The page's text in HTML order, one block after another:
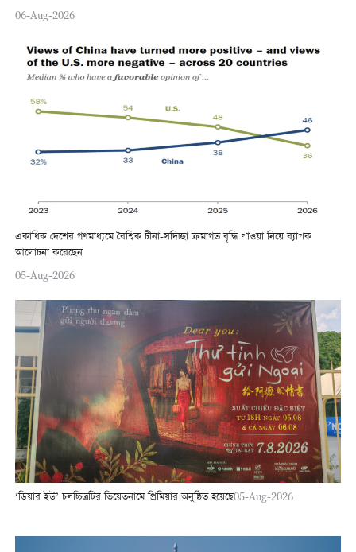
06-Aug-2026
একাধিক দেশের গণমাধ্যমে বৈশ্বিক চীনা-সদিচ্ছা ক্রমাগত বৃদ্ধি পাওয়া নিয়ে ব্যাপক
আলোচনা করেছেন
05-Aug-2026
‘ডিয়ার ইউ’ চলচ্চিত্রটির ভিয়েতনামে প্রিমিয়ার অনুষ্ঠিত হয়েছে05-Aug-2026